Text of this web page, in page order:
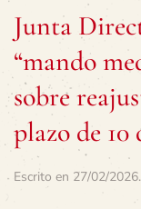
Junta
“mando
sobre
plazo de
Escrito en 27/02/2026